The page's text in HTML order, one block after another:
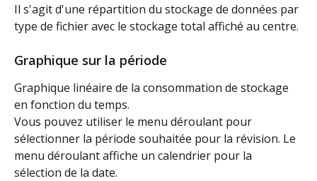
Il s'agit d'une répartition du stockage de données par
type de fichier avec le stockage total affiché au centre.
Graphique sur la période
Graphique linéaire de la consommation de stockage
en fonction du temps.
Vous pouvez utiliser le menu déroulant pour
sélectionner la période souhaitée pour la révision. Le
menu déroulant affiche un calendrier pour la
sélection de la date.